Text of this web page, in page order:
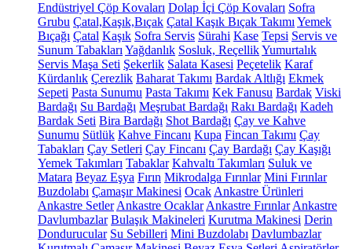
Endüstriyel Çöp Kovaları Dolap İçi Çöp Kovaları Sofra
Grubu Çatal,Kaşık,Bıçak Çatal Kaşık Bıçak Takımı Yemek
Bıçağı Çatal Kaşık Sofra Servis Sürahi Kase Tepsi Servis ve
Sunum Tabakları Yağdanlık Sosluk, ReçellikYumurtalık
Servis Maşa Seti Şekerlik Salata Kasesi Peçetelik Karaf
Kürdanlık Çerezlik Baharat Takımı Bardak Altlığı Ekmek
Sepeti Pasta Sunumu Pasta Takımı Kek Fanusu Bardak Viski
Bardağı Su Bardağı Meşrubat Bardağı Rakı Bardağı Kadeh
Bardak Seti Bira Bardağı Shot Bardağı Çay ve Kahve
Sunumu Sütlük Kahve Fincanı Kupa Fincan Takımı Çay
Tabakları Çay Setleri Çay Fincanı Çay Bardağı Çay Kaşığı
Yemek Takımları Tabaklar Kahvaltı Takımları Suluk ve
Matara Beyaz Eşya Fırın Mikrodalga Fırınlar Mini Fırınlar
Buzdolabı Çamaşır Makinesi Ocak Ankastre Ürünleri
Ankastre Setler Ankastre Ocaklar Ankastre Fırınlar Ankastre
Davlumbazlar Bulaşık Makineleri Kurutma Makinesi Derin
Dondurucular Su Sebilleri Mini Buzdolabı Davlumbazlar